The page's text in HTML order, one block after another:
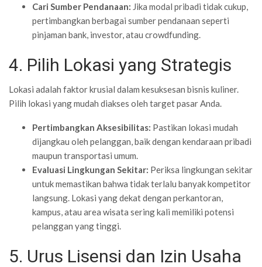
Cari Sumber Pendanaan: Jika modal pribadi tidak cukup,
pertimbangkan berbagai sumber pendanaan seperti
pinjaman bank, investor, atau crowdfunding.
4. Pilih Lokasi yang Strategis
Lokasi adalah faktor krusial dalam kesuksesan bisnis kuliner.
Pilih lokasi yang mudah diakses oleh target pasar Anda.
Pertimbangkan Aksesibilitas: Pastikan lokasi mudah
dijangkau oleh pelanggan, baik dengan kendaraan pribadi
maupun transportasi umum.
Evaluasi Lingkungan Sekitar: Periksa lingkungan sekitar
untuk memastikan bahwa tidak terlalu banyak kompetitor
langsung. Lokasi yang dekat dengan perkantoran,
kampus, atau area wisata sering kali memiliki potensi
pelanggan yang tinggi.
5. Urus Lisensi dan Izin Usaha